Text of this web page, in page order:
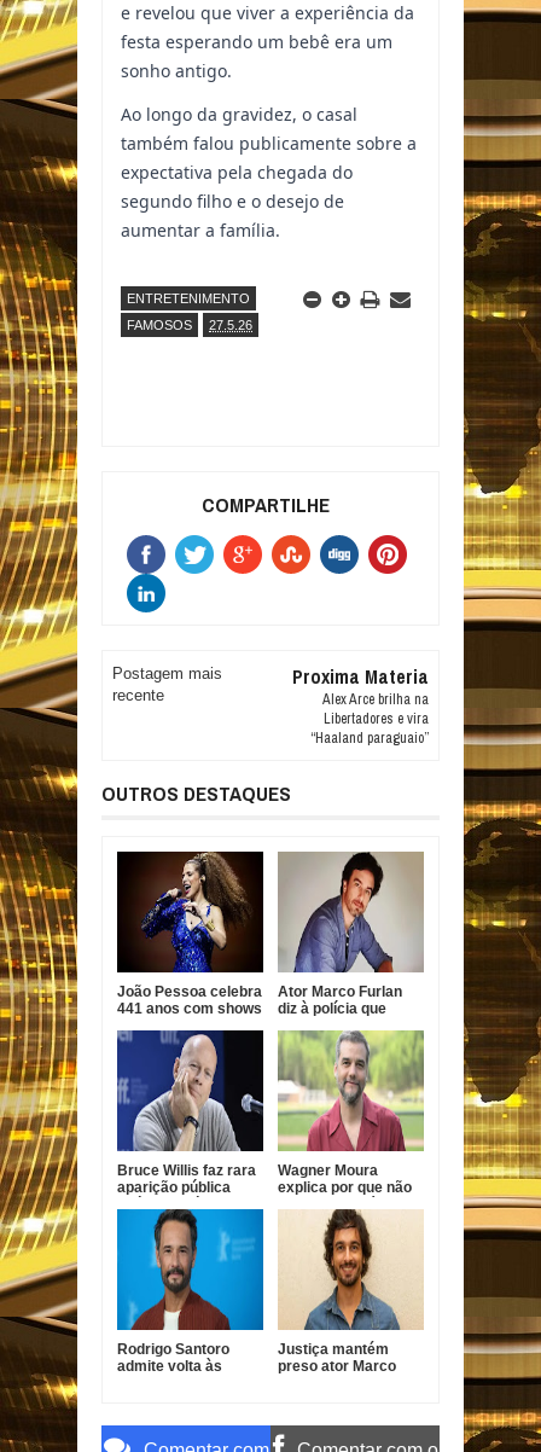
e revelou que viver a experiência da
festa esperando um bebê era um
sonho antigo.
Ao longo da gravidez, o casal
também falou publicamente sobre a
expectativa pela chegada do
segundo filho e o desejo de
aumentar a família.
ENTRETENIMENTO
FAMOSOS
27.5.26
COMPARTILHE
Postagem mais
recente
Proxima Materia
Alex Arce brilha na
Libertadores e vira
“Haaland paraguaio”
OUTROS DESTAQUES
João Pessoa celebra
441 anos com shows
da Mata, Roupa Nova
e Fábio Jr.
Ator Marco Furlan
diz à polícia que
com namorada após
prisão por estupro
de vulnerável
Bruce Willis faz rara
aparição pública
demência
Wagner Moura
explica por que não
20 anos
Rodrigo Santoro
admite volta às
Justiça mantém
preso ator Marco